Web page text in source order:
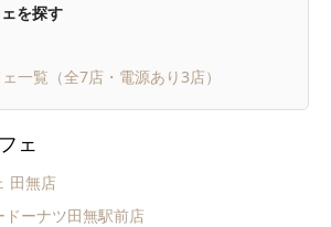
を探す
一覧（全7店・電源あり3店）
ェ
田無店
ドーナツ田無駅前店